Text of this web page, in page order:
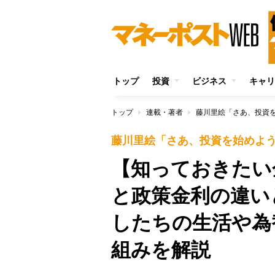
トップ 投資 ビジネス キャ
トップ 連載・著者 藤川里絵「さあ、投資
藤川里絵「さあ、投資を始めよう
【知っておきた
と政策金利の違
したちの生活や
組みを解説